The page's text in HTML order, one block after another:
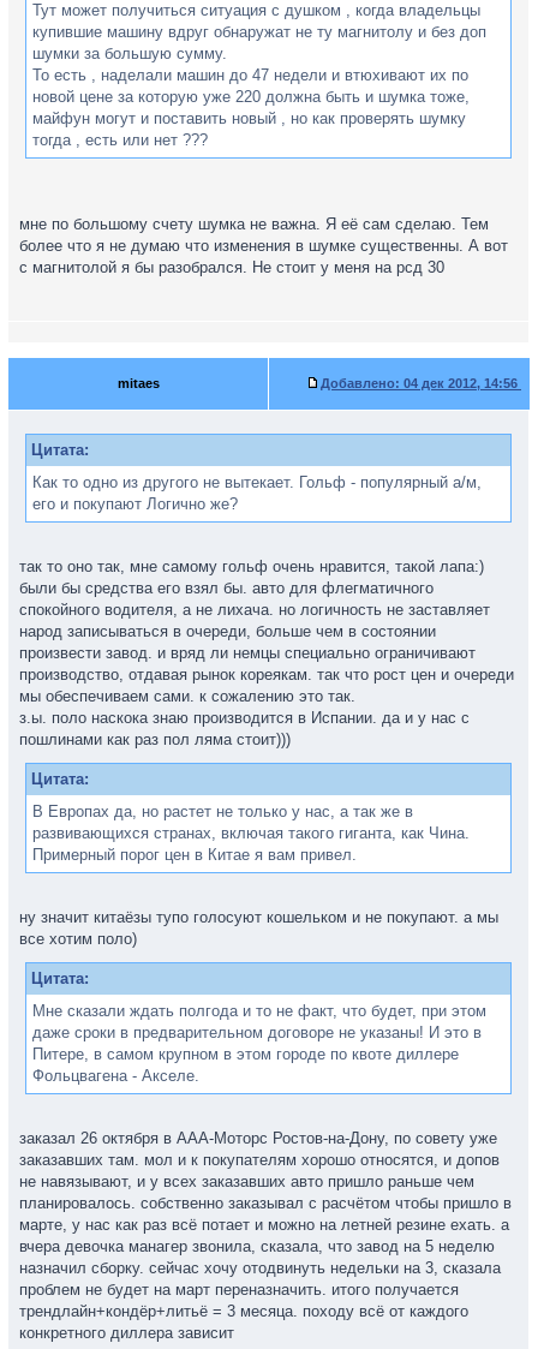
Тут может получиться ситуация с душком , когда владельцы
купившие машину вдруг обнаружат не ту магнитолу и без доп
шумки за большую сумму.
То есть , наделали машин до 47 недели и втюхивают их по
новой цене за которую уже 220 должна быть и шумка тоже,
майфун могут и поставить новый , но как проверять шумку
тогда , есть или нет ???
мне по большому счету шумка не важна. Я её сам сделаю. Тем
более что я не думаю что изменения в шумке существенны. А вот
с магнитолой я бы разобрался. Не стоит у меня на рсд 30
mitaes Добавлено: 04 дек 2012, 14:56
Цитата:
Как то одно из другого не вытекает. Гольф - популярный а/м,
его и покупают Логично же?
так то оно так, мне самому гольф очень нравится, такой лапа:)
были бы средства его взял бы. авто для флегматичного
спокойного водителя, а не лихача. но логичность не заставляет
народ записываться в очереди, больше чем в состоянии
произвести завод. и вряд ли немцы специально ограничивают
производство, отдавая рынок кореякам. так что рост цен и очереди
мы обеспечиваем сами. к сожалению это так.
з.ы. поло наскока знаю производится в Испании. да и у нас с
пошлинами как раз пол ляма стоит)))
Цитата:
В Европах да, но растет не только у нас, а так же в
развивающихся странах, включая такого гиганта, как Чина.
Примерный порог цен в Китае я вам привел.
ну значит китаёзы тупо голосуют кошельком и не покупают. а мы
все хотим поло)
Цитата:
Мне сказали ждать полгода и то не факт, что будет, при этом
даже сроки в предварительном договоре не указаны! И это в
Питере, в самом крупном в этом городе по квоте диллере
Фольцвагена - Акселе.
заказал 26 октября в ААА-Моторс Ростов-на-Дону, по совету уже
заказавших там. мол и к покупателям хорошо относятся, и допов
не навязывают, и у всех заказавших авто пришло раньше чем
планировалось. собственно заказывал с расчётом чтобы пришло в
марте, у нас как раз всё потает и можно на летней резине ехать. а
вчера девочка манагер звонила, сказала, что завод на 5 неделю
назначил сборку. сейчас хочу отодвинуть недельки на 3, сказала
проблем не будет на март переназначить. итого получается
трендлайн+кондёр+литьё = 3 месяца. походу всё от каждого
конкретного диллера зависит